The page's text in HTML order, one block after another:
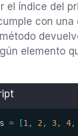
el índice del
con una
elemento
= [1 , 2 , 3, 4,